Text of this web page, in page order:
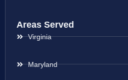
Areas Served
Virginia
Maryland